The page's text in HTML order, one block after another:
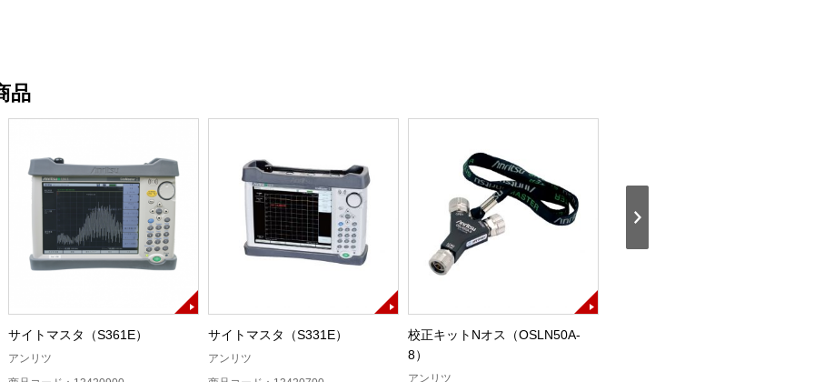
品
サイトマスタ（S361E）
アンリツ
サイトマスタ（S331E）
アンリツ
校正キットNオス（OSLN50A-
8）
アンリツ